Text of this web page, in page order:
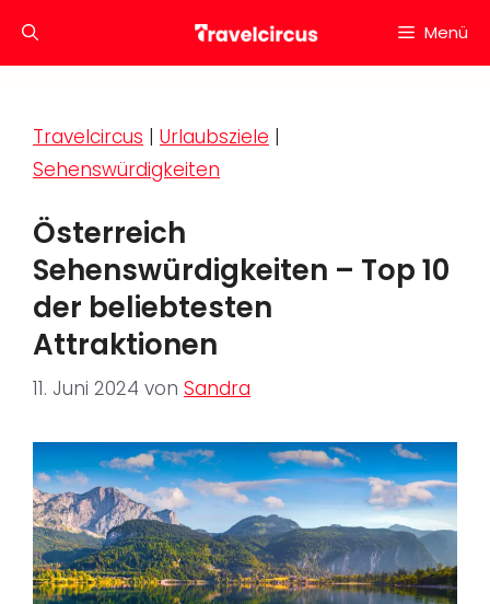
Inhalt
Menü
Travelcircus | Urlaubsziele |
Sehenswürdigkeiten
Österreich
Sehenswürdigkeiten – Top 10
der beliebtesten
Attraktionen
11. Juni 2024 von Sandra